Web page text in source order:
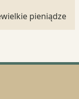
pieniądze